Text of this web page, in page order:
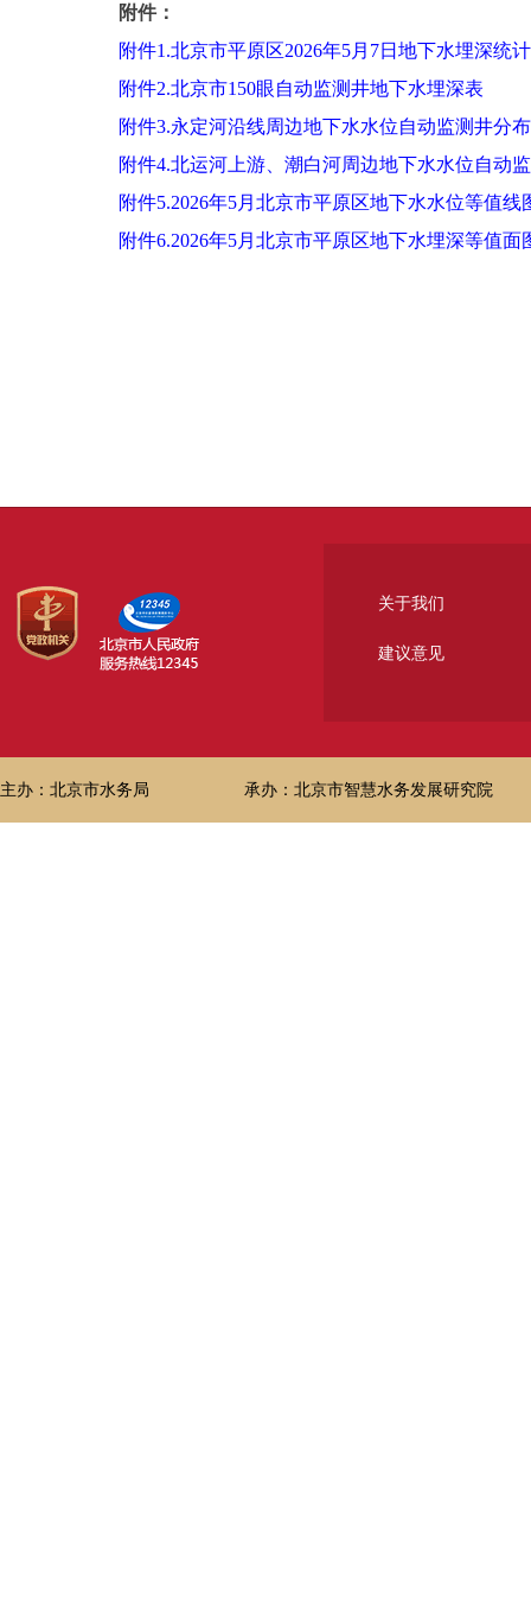
附件：
附件1.北京市平原区2026年5月7日地下水埋深统
附件2.北京市150眼自动监测井地下水埋深表
附件3.永定河沿线周边地下水水位自动监测井分
附件4.北运河上游、潮白河周边地下水水位自动
附件5.2026年5月北京市平原区地下水水位等值线
附件6.2026年5月北京市平原区地下水埋深等值面
关于我们
建议意见
主办：北京市水务局 承办：北京市智慧水务发展研究院